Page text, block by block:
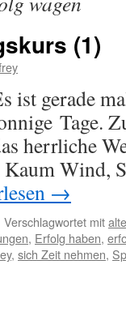
(1)
ist gerade
Tage.
herrliche
Wind,
→
Verschlagwortet mit
, Erfolg haben,
, sich Zeit nehmen,